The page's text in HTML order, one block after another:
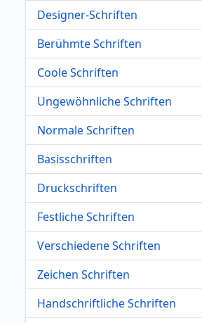
Designer-Schriften
Berühmte Schriften
Coole Schriften
Ungewöhnliche Schriften
Normale Schriften
Basisschriften
Druckschriften
Festliche Schriften
Verschiedene Schriften
Zeichen Schriften
Handschriftliche Schriften